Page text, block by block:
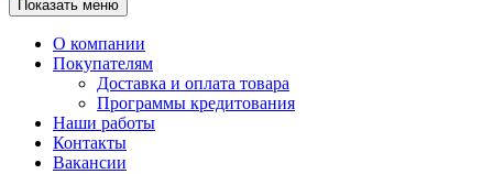
Показать меню
О компании
Покупателям
Доставка и оплата товара
Программы кредитования
Наши работы
Контакты
Вакансии